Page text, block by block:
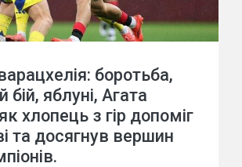
боротьба,
бій, яблуні, Агата
як хлопець з гір допоміг
та досягнув вершин